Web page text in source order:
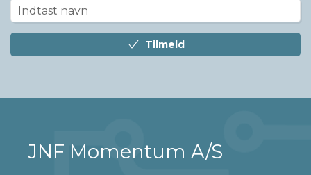
Tilmeld
JNF Momentum A/S